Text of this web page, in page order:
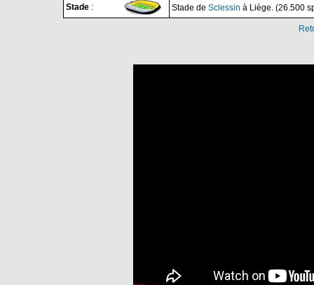
Stade :
Stade de Sclessin à Liège. (26.500